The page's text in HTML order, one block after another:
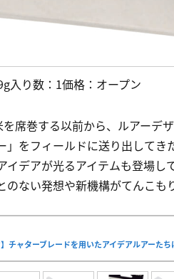
り数：1価格：オープン
席巻する以前から、ルアーデ
」をフィールドに送り出して
デアが光るアイテムも登場し
のない発想や新機構がてんこ
チャターブレードを用いたアイデアルアーた